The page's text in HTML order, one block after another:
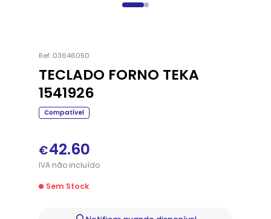
Ref. 03646050
TECLADO FORNO TEKA
1541926
Compatível
€42.60
IVAnãoincluído
Sem Stock